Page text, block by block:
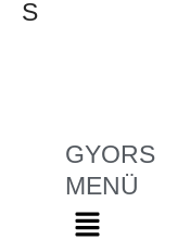
S
GYORS
MENÜ
Menu